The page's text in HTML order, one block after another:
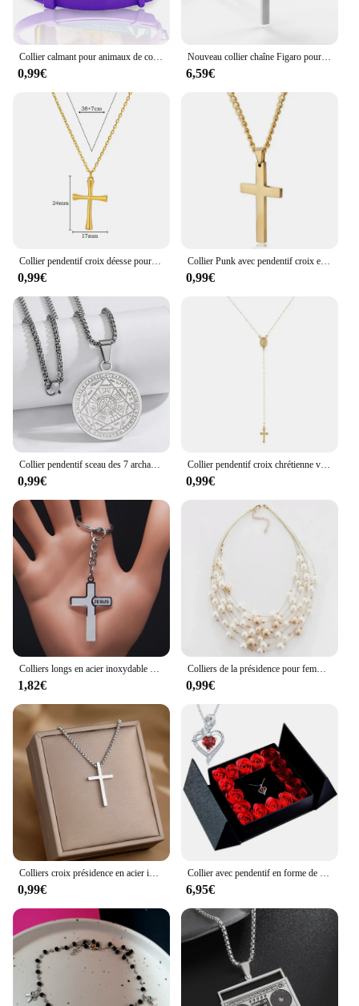
0,99€
Nouveau collier chaîne Figaro pour hommes femmes en acier inoxydable 316L pendentif croix étanche NK colliers or/argent bijoux de mode
6,59€
0,99€
Collier Punk avec pendentif croix en acier inoxydable, pour hommes et femmes, minimaliste, couleur or argent, bijoux masculins et féminins, ras de cou
0,99€
Collier pendentif sceau des 7 archanges pour hommes, amulette de protection isman, bijoux en acier inoxydable
0,99€
Collier pendentif croix chrétienne vintage pour femme, chapelet religieux bohème, breloque à la mode, bijoux cadeaux, nouveau, 2024
0,99€
Colliers longs en acier inoxydable pour hommes, bijoux de croix de jésus, chaîne de couleur or, N1174S02
1,82€
Colliers de la présidence pour femmes, bijoux de mode, document en or, multicouche, perle Equi216.239., fête de mariage, collier de mariée, nouveautés, 2024
0,99€
Colliers croix présidence en acier inoxydable pour femmes, Streetwear Grunge, PmotMale EquiChristian Choker, Bijoux à la mode, Y2K
0,99€
Collier avec pendentif en forme de Rose éternelle pour femme, coffret cadeau pour la fête des mères, cadeau d'anniversaire de mariage
6,95€